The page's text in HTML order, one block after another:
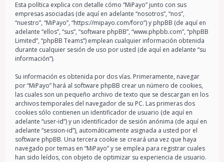
Esta política explica con detalle cómo “MiPayo” junto con sus
empresas asociadas (de aquí en adelante “nosotros”, “nos”,
“nuestro”, “MiPayo”, “https://mipayo.com/foro”) y phpBB (de aquí en
adelante “ellos”, “sus”, “software phpBB”, “www.phpbb.com”, “phpBB
Limited”, “phpBB Teams”) emplean cualquier información obtenida
durante cualquier sesión de uso por usted (de aquí en adelante “su
información”).
Su información es obtenida por dos vías. Primeramente, navegar
por “MiPayo” hará al software phpBB crear un número de cookies,
las cuales son un pequeño archivo de texto que se descargan en los
archivos temporales del navegador de su PC. Las primeras dos
cookies sólo contienen un identificador de usuario (de aquí en
adelante “user-id”) y un identificador de sesión anónima (de aquí en
adelante “session-id”), automáticamente asignada a usted por el
software phpBB. Una tercera cookie se creará una vez que haya
navegado por temas en “MiPayo” y se emplea para registrar cuales
han sido leídos, con objeto de optimizar su experiencia de usuario.